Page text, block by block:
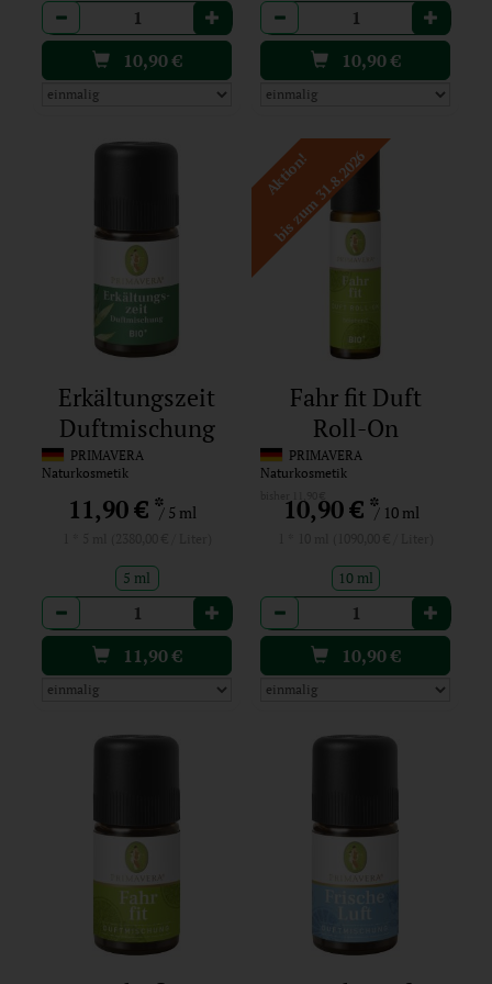
Anzahl
10,90€
Anzahl
10,90€
Erkältungszeit
Duftmischung
PRIMAVERA
Naturkosmetik
11,90 € */ 5 ml
5 ml
Anzahl
11,90€
Aktion!
bis zum 31.8.2026
Fahr fit Duft
Roll-On
PRIMAVERA
Naturkosmetik
10,90 €*/ 10 ml
10 ml
Anzahl
10,90€